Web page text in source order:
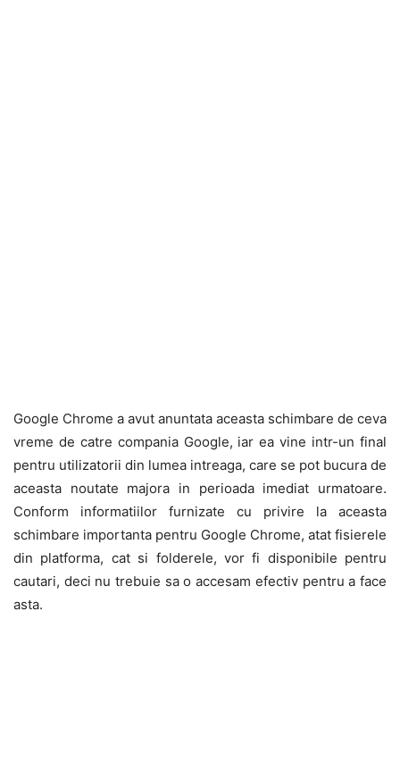
Google Chrome a avut anuntata aceasta schimbare de ceva
vreme de catre compania Google, iar ea vine intr-un final
pentru utilizatorii din lumea intreaga, care se pot bucura de
aceasta noutate majora in perioada imediat urmatoare.
Conform informatiilor furnizate cu privire la aceasta
schimbare importanta pentru Google Chrome, atat fisierele
din platforma, cat si folderele, vor fi disponibile pentru
cautari, deci nu trebuie sa o accesam efectiv pentru a face
asta.